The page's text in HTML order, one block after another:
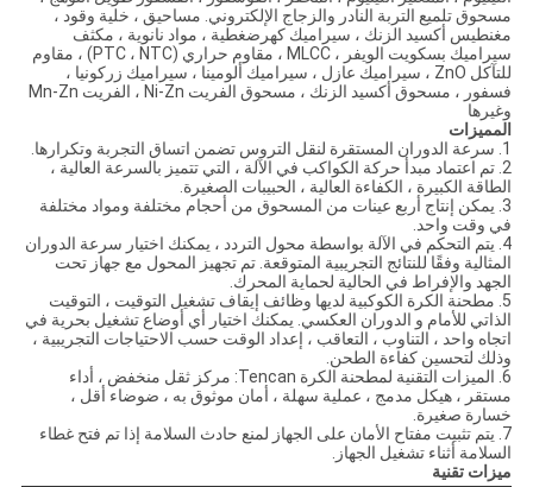
مسحوق تلميع التربة النادر والزجاج الإلكتروني. مساحيق ، خلية وقود ،
مغنطيس أكسيد الزنك ، سيراميك كهرضغطية ، مواد نانوية ، مكثف
سيراميك بسكويت الويفر ، MLCC ، مقاوم حراري (PTC ، NTC) ، مقاوم
للتآكل ZnO ، سيراميك عازل ، سيراميك ألومينا ، سيراميك زركونيا ،
فسفور ، مسحوق أكسيد الزنك ، مسحوق الفريت Ni-Zn ، الفريت Mn-Zn
وغيرها
المميزات
1. سرعة الدوران المستقرة لنقل التروس تضمن اتساق التجربة وتكرارها.
2. تم اعتماد مبدأ حركة الكواكب في الآلة ، التي تتميز بالسرعة العالية ،
الطاقة الكبيرة ، الكفاءة العالية ، الحبيبات الصغيرة.
3. يمكن إنتاج أربع عينات من المسحوق من أحجام مختلفة ومواد مختلفة
في وقت واحد.
4. يتم التحكم في الآلة بواسطة محول التردد ، يمكنك اختيار سرعة الدوران
المثالية وفقًا للنتائج التجريبية المتوقعة. تم تجهيز المحول مع جهاز تحت
الجهد والإفراط في الحالية لحماية المحرك.
5. مطحنة الكرة الكوكبية لديها وظائف إيقاف تشغيل التوقيت ، التوقيت
الذاتي للأمام و الدوران العكسي. يمكنك اختيار أي أوضاع تشغيل بحرية في
اتجاه واحد ، التناوب ، التعاقب ، إعداد الوقت حسب الاحتياجات التجريبية ،
وذلك لتحسين كفاءة الطحن.
6. الميزات التقنية لمطحنة الكرة Tencan: مركز ثقل منخفض ، أداء
مستقر ، هيكل مدمج ، عملية سهلة ، أمان موثوق به ، ضوضاء أقل ،
خسارة صغيرة.
7. يتم تثبيت مفتاح الأمان على الجهاز لمنع حادث السلامة إذا تم فتح غطاء
السلامة أثناء تشغيل الجهاز.
ميزات تقنية